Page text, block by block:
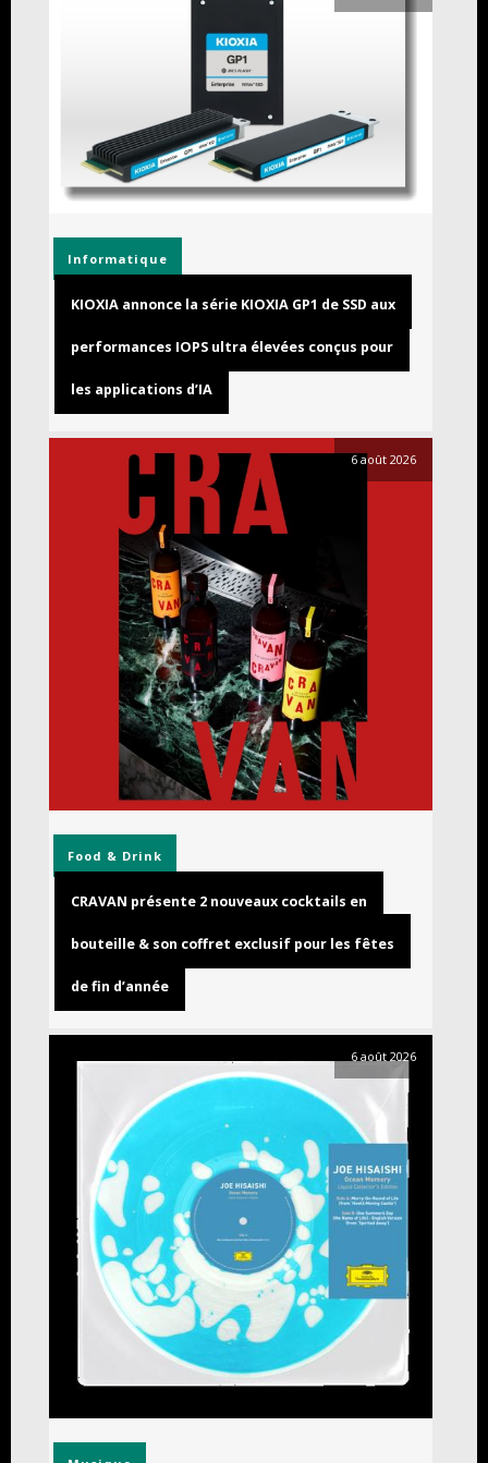
Informatique
KIOXIA annonce la série KIOXIA GP1 de SSD aux
performances IOPS ultra élevées conçus pour
les applications d’IA
6 août 2026
Food & Drink
CRAVAN présente 2 nouveaux cocktails en
bouteille & son coffret exclusif pour les fêtes
de fin d’année
6 août 2026